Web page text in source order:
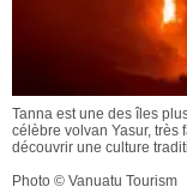
Tanna est une des îles
célèbre volvan Yasur, très
découvrir une culture
Photo © Vanuatu Tourism